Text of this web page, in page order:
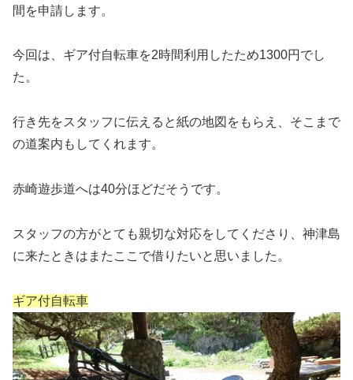
間を申請します。
今回は、ギア付自転車を2時間利用したため1300円でし
た。
行き先をスタッフに伝えると紙の地図をもらえ、そこまで
の道案内もしてくれます。
赤崎遊歩道へは40分ほどだそうです。
スタッフの方がとても親切な対応をしてくださり、神津島
に来たときはまたここで借りたいと思いました。
ギア付自転車